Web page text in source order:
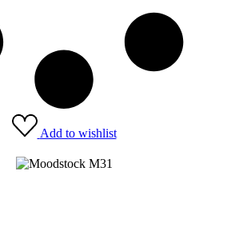
Add to wishlist